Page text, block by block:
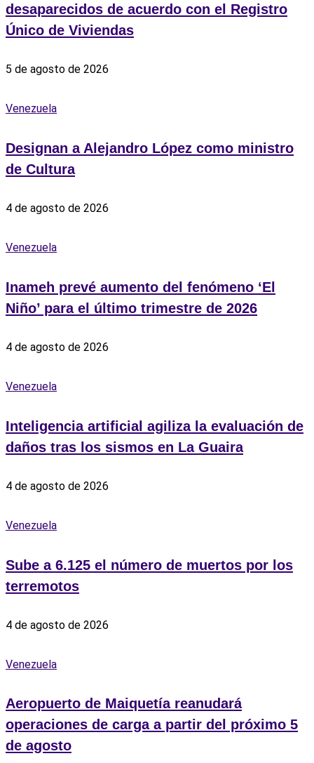
desaparecidos de acuerdo con el Registro
Único de Viviendas
5 de agosto de 2026
Venezuela
Designan a Alejandro López como ministro
de Cultura
4 de agosto de 2026
Venezuela
Inameh prevé aumento del fenómeno ‘El
Niño’ para el último trimestre de 2026
4 de agosto de 2026
Venezuela
Inteligencia artificial agiliza la evaluación de
daños tras los sismos en La Guaira
4 de agosto de 2026
Venezuela
Sube a 6.125 el número de muertos por los
terremotos
4 de agosto de 2026
Venezuela
Aeropuerto de Maiquetía reanudará
operaciones de carga a partir del próximo 5
de agosto